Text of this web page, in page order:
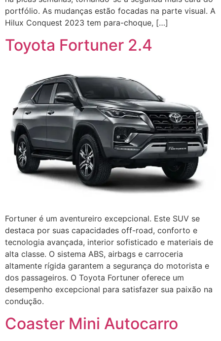
portfólio. As mudanças estão focadas na parte visual. A
Hilux Conquest 2023 tem para-choque, […]
Toyota Fortuner 2.4
Fortuner é um aventureiro excepcional. Este SUV se
destaca por suas capacidades off-road, conforto e
tecnologia avançada, interior sofisticado e materiais de
alta classe. O sistema ABS, airbags e carroceria
altamente rígida garantem a segurança do motorista e
dos passageiros. O Toyota Fortuner oferece um
desempenho excepcional para satisfazer sua paixão na
condução.
Coaster Mini Autocarro